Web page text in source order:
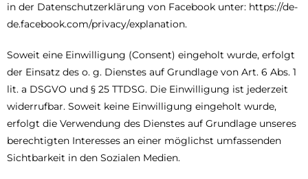
in der Datenschutzerklärung von Facebook unter: https://de-
de.facebook.com/privacy/explanation.
Soweit eine Einwilligung (Consent) eingeholt wurde, erfolgt
der Einsatz des o. g. Dienstes auf Grundlage von Art. 6 Abs. 1
lit. a DSGVO und § 25 TTDSG. Die Einwilligung ist jederzeit
widerrufbar. Soweit keine Einwilligung eingeholt wurde,
erfolgt die Verwendung des Dienstes auf Grundlage unseres
berechtigten Interesses an einer möglichst umfassenden
Sichtbarkeit in den Sozialen Medien.